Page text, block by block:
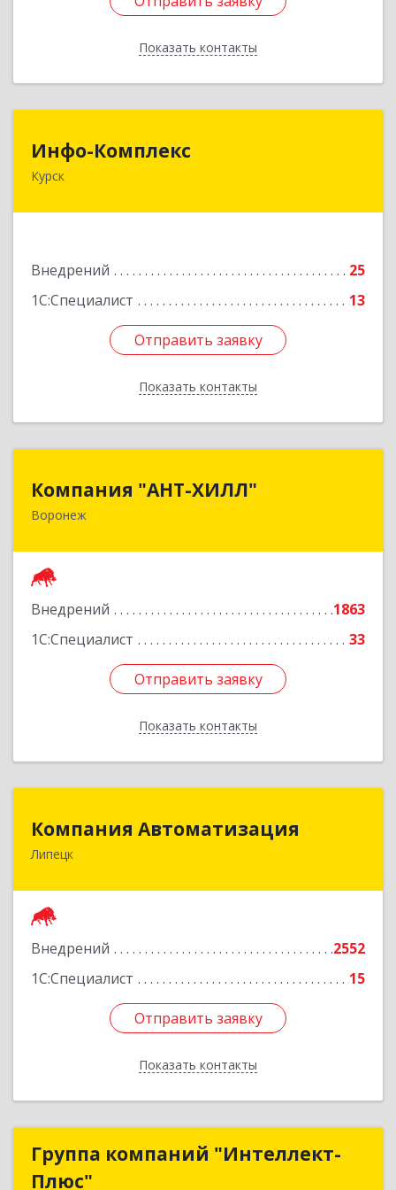
Показать контакты
Назад
Инфо-Комплекс
Курск
Внедрений
25
1С:Специалист
13
Отправить заявку
Показать контакты
305016, Курская обл, Курск г, Щепкина ул, дом
Отправить заявку
Назад
Компания "АНТ-ХИЛЛ"
Воронеж
Внедрений
1863
1С:Специалист
33
Отправить заявку
Показать контакты
394088, Воронежская обл, Воронеж г, Победы
Отправить заявку
Назад
Компания Автоматизация
Липецк
Внедрений
2552
1С:Специалист
15
Отправить заявку
Показать контакты
398001, Липецкая обл, Липецк г, Победы пл,
Отправить заявку
Назад
Группа компаний "Интеллект-
Плюс"
Группа компаний "Интеллект-